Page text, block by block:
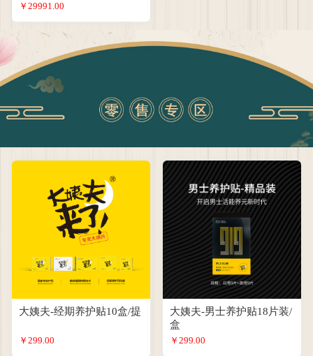
￥29991.00
大姨夫-经期养护贴10盒/提
￥299.00
大姨夫-男士养护贴18片装/
盒
￥299.00